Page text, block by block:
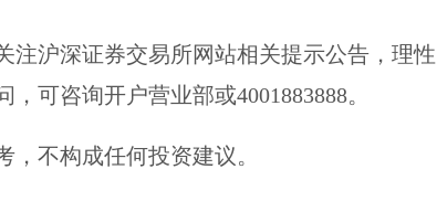
注沪深证券交易所网站相关提示公告，理性
，可咨询开户营业部或4001883888。
，不构成任何投资建议。